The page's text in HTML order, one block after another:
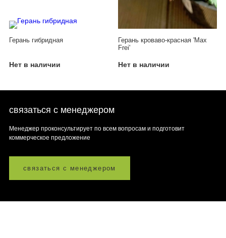
Герань гибридная
Нет в наличии
Герань кроваво-красная 'Max
Frei'
Нет в наличии
связаться с менеджером
Менеджер проконсультирует по всем вопросам и подготовит
коммерческое предложение
связаться с менеджером